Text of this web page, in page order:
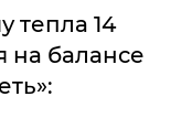
тепла 14
на балансе